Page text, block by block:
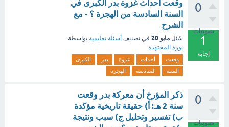
0
تصويتات
1
إجابة
وقعت أحداث غزوة بدر الكبرى في
السنة السادسة من الهجرة ؟ - مع
الشرح
سُئل مايو 20 في تصنيف أسئلة تعليمية بواسطة
نورة المجتهدة
وقعت أحداث غزوة بدر
الكبرى
السنة
السادسة الهجرة
0
تصويتات
ذكر المؤرخ أن معركة بدر وقعت
سنة 2 هـ: أ) حقيقة تاريخية مؤكدة
ب) تفسير وتحليل ج) سبب ونتيجة